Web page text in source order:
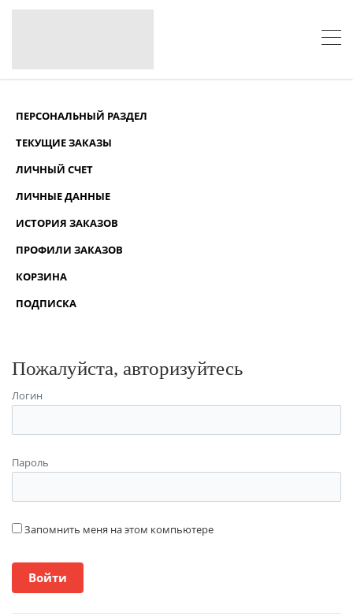
ПЕРСОНАЛЬНЫЙ РАЗДЕЛ
ТЕКУЩИЕ ЗАКАЗЫ
ЛИЧНЫЙ СЧЕТ
ЛИЧНЫЕ ДАННЫЕ
ИСТОРИЯ ЗАКАЗОВ
ПРОФИЛИ ЗАКАЗОВ
КОРЗИНА
ПОДПИСКА
Пожалуйста, авторизуйтесь
Логин
Пароль
Запомнить меня на этом компьютере